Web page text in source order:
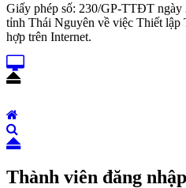
Giấy phép số: 230/GP-TTĐT
tỉnh Thái Nguyên về việc Thiết lập
hợp trên Internet.
Thành viên đăng nhập